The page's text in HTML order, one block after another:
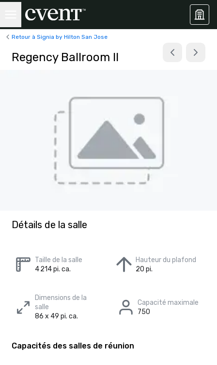
Retour à Signia by Hilton San Jose
Regency Ballroom II
Détails de la salle
Taille de la salle
4 214 pi. ca.
Hauteur du plafond
20 pi.
Dimensions de la
salle
86 x 49 pi. ca.
Capacité maximale
750
Capacités des salles de réunion